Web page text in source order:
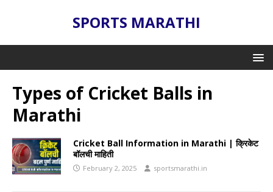
SPORTS MARATHI
Types of Cricket Balls in
Marathi
Cricket Ball Information in Marathi | क्रिकेट
बॉलची माहिती
February 2, 2025 sportsmarathi.in